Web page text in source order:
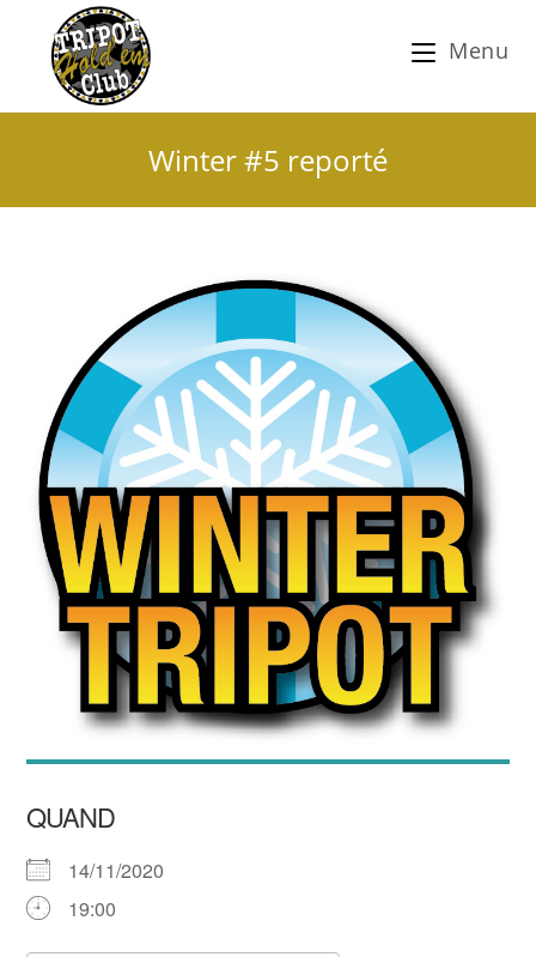
Menu
Winter #5 reporté
QUAND
14/11/2020
19:00